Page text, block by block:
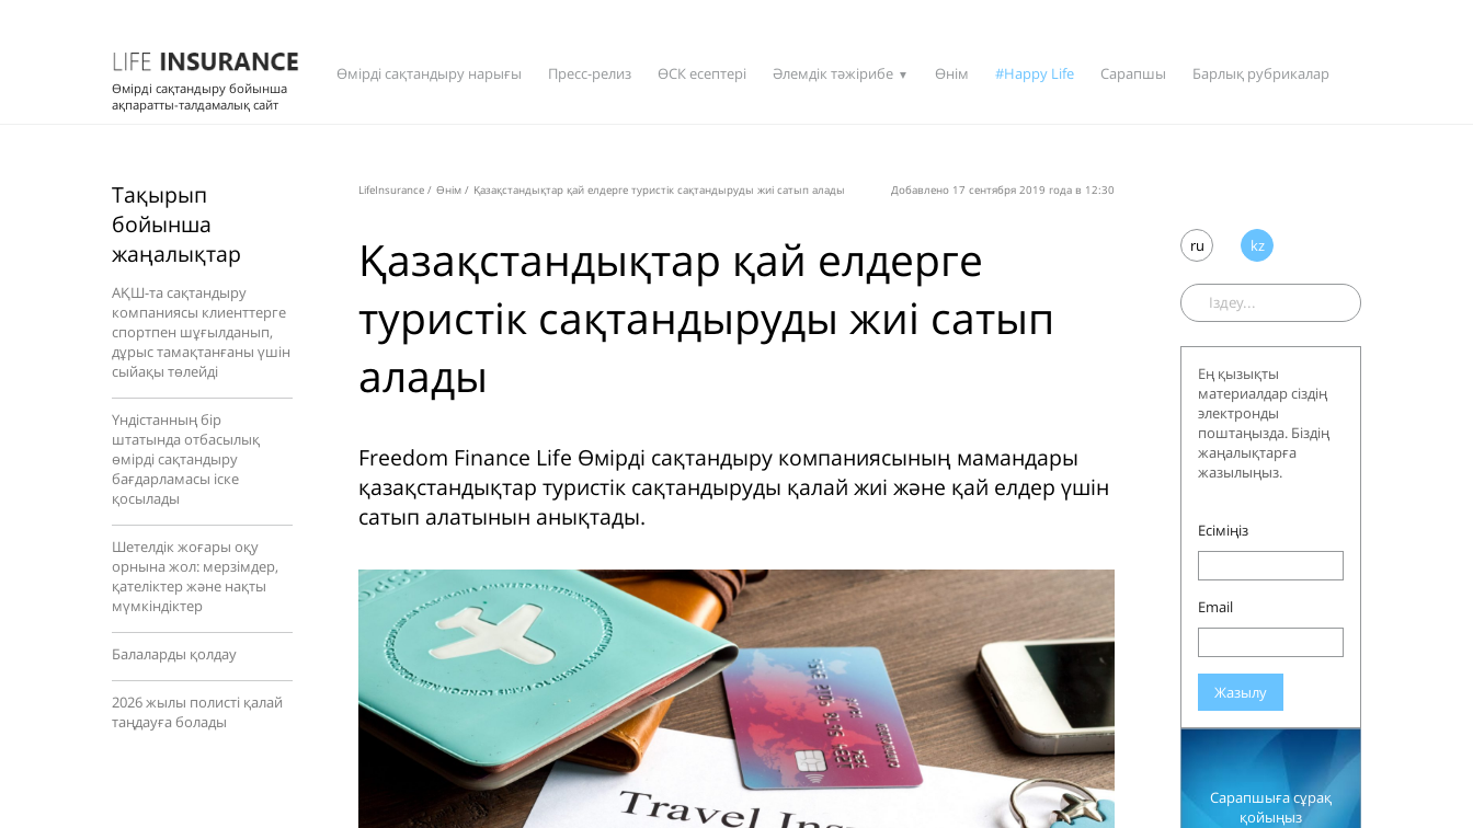
Өмірді сақтандыру бойынша
ақпаратты-талдамалық сайт
Өмірді сақтандыру нарығы Пресс-релиз ӨСК есептері Әлемдік тәжірибе ▼ Өнім #Happy Life Сарапшы Барлық рубрикалар
Тақырып
бойынша
жаңалықтар
АҚШ-та сақтандыру
компаниясы клиенттерге
спортпен шұғылданып,
дұрыс тамақтанғаны үшін
сыйақы төлейді
Үндістанның бір
штатында отбасылық
өмірді сақтандыру
бағдарламасы іске
қосылады
Шетелдік жоғары оқу
орнына жол: мерзімдер,
қателіктер және нақты
мүмкіндіктер
Балаларды қолдау
2026 жылы полисті қалай
таңдауға болады
LifeInsurance / Өнім / Қазақстандықтар қай елдерге туристік сақтандыруды жиі сатып алады Добавлено 17 сентября 2019 года в 12:30
Қазақстандықтар қай елдерге
туристік сақтандыруды жиі сатып
алады
Freedom Finance Life Өмірді сақтандыру компаниясының мамандары
қазақстандықтар туристік сақтандыруды қалай жиі және қай елдер үшін
сатып алатынын анықтады.
ru kz
Ең қызықты
материалдар сіздің
электронды
поштаңызда. Біздің
жаңалықтарға
жазылыңыз.
Есіміңіз
Email
Жазылу
Сарапшыға сұрақ
қойыңыз